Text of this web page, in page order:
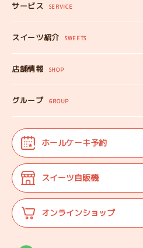
ホールケーキ予約
スイーツ自販機
オンラインショップ
みいちゃんママの
サービス SERVICE
スイーツ自販機
工房見学
みいちゃんのSDGS
お仕事体験
よくある質問
スイーツ紹介 SWEETS
みいちゃんのスイーツ
オンラインショップ
店舗情報 SHOP
店舗情報
マップ
法人･団体様向け
ご案内
代表プロフィール
登壇実績
グループ GROUP
株式会社TANEBI
Shining Children
自分探しを